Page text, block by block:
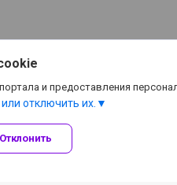
и предоставления
отключить их.
Отклонить